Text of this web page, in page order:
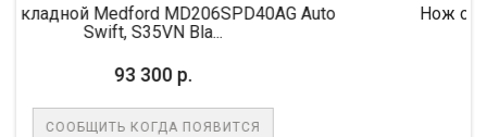
Auto
ПОЯВИТСЯ
Нож складной MicroTech